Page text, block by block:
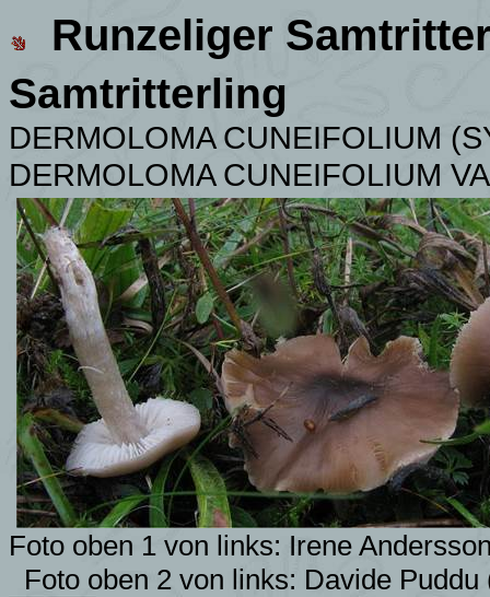
Runzeliger
Samtritterling
DERMOLOMA CUNEIFOLIUM
DERMOLOMA CUNEIFOLIUM
Foto oben 1 von links: Irene
Foto oben 2 von links: Davide